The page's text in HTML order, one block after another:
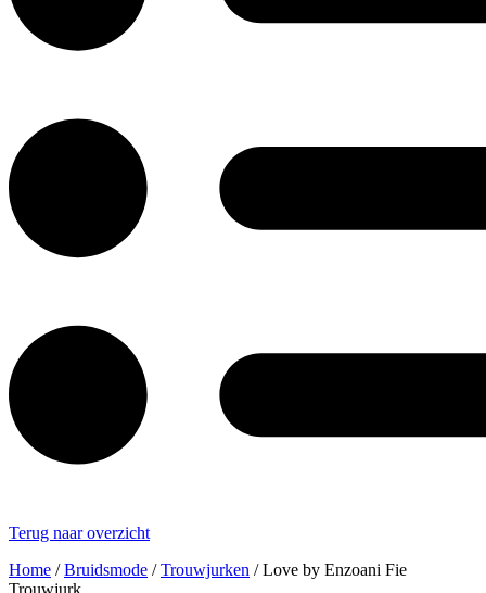
Terug naar overzicht
Home /Bruidsmode /Trouwjurken /Love by Enzoani Fie
Trouwjurk